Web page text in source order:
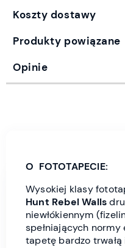
Koszty dostawy
Produkty powiązane
Opinie
O FOTOTAPECIE:
Wysokiej klasy
Hunt Rebel Walls
niewłókiennym
spełniających
tapetę bardzo